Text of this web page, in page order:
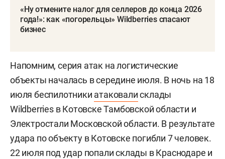
«Ну отмените налог для селлеров до конца 2026
года!»: как «погорельцы» Wildberries спасают
бизнес
Напомним, серия атак на логистические
объекты началась в середине июля. В ночь на 18
июля беспилотники атаковалисклады
Wildberries в Котовске Тамбовской области и
Электростали Московской области. В результате
удара по объекту в Котовске погибли 7 человек.
22 июля под удар попалисклады в Краснодаре и